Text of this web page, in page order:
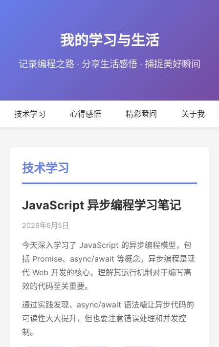
我的学习与生活
记录编程之路 · 分享生活感悟 · 捕捉美好瞬间
技术学习 心得感悟 精彩瞬间 关于我
技术学习
JavaScript 异步编程学习笔记
2026年6月5日
今天深入学习了 JavaScript 的异步编程模型，包
括 Promise、async/await 等概念。异步编程是现
代 Web 开发的核心，理解其运行机制对于编写高
效的代码至关重要。
通过实践发现，async/await 语法糖让异步代码的
可读性大大提升，但也要注意错误处理和并发控
制。